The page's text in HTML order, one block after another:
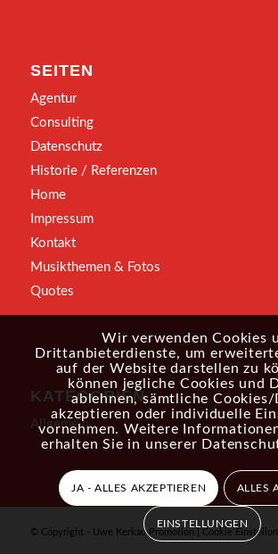
SEITEN
Agentur
Consulting
Datenschutz
Historie / Referenzen
Home
Impressum
Kontakt
Musikthemen & Fotos
Quotes
KATEGORIEN
Allgemein
© Copyright - Uwe Kerkau Promotion | Cookie
Wir verwenden Cookies
Drittanbieterdienste, um
auf der Website darstellen zu
können jegliche Cookies und
ablehnen, sämtliche Cookies/
akzeptieren oder individuelle
vornehmen. Weitere
erhalten Sie in unserer
JA - ALLES AKZEPTIEREN ALLES
EINSTELLUNGEN